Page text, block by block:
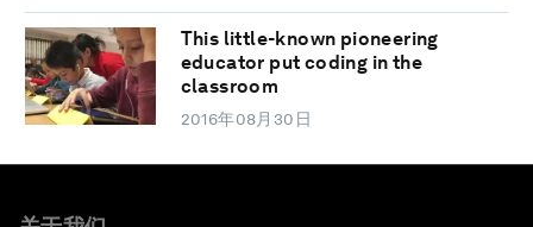
This little-known pioneering
educator put coding in the
classroom
2016年08月30日